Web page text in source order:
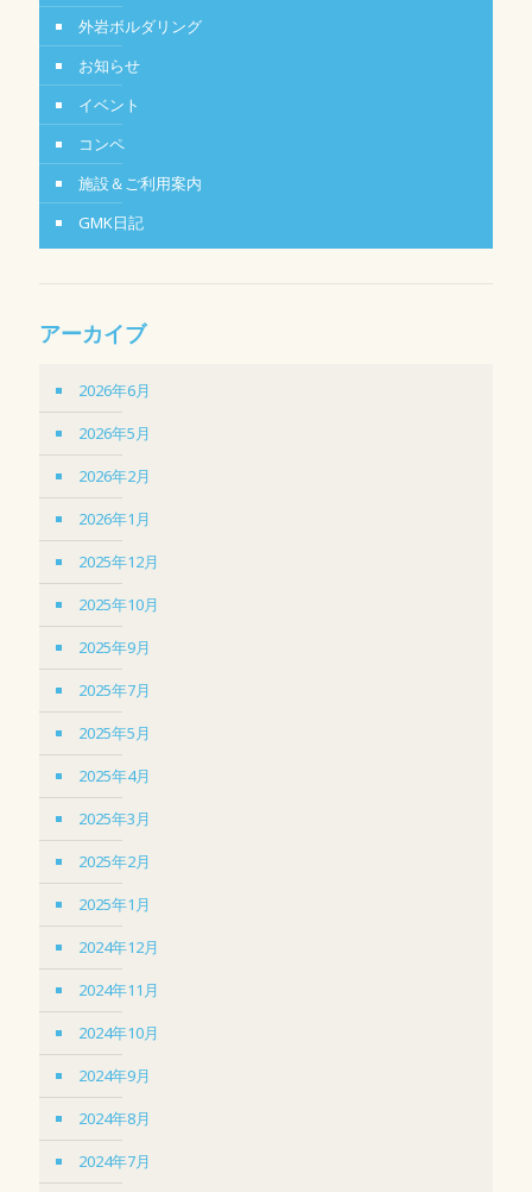
外岩ボルダリング
お知らせ
イベント
コンペ
施設＆ご利用案内
GMK日記
アーカイブ
2026年6月
2026年5月
2026年2月
2026年1月
2025年12月
2025年10月
2025年9月
2025年7月
2025年5月
2025年4月
2025年3月
2025年2月
2025年1月
2024年12月
2024年11月
2024年10月
2024年9月
2024年8月
2024年7月